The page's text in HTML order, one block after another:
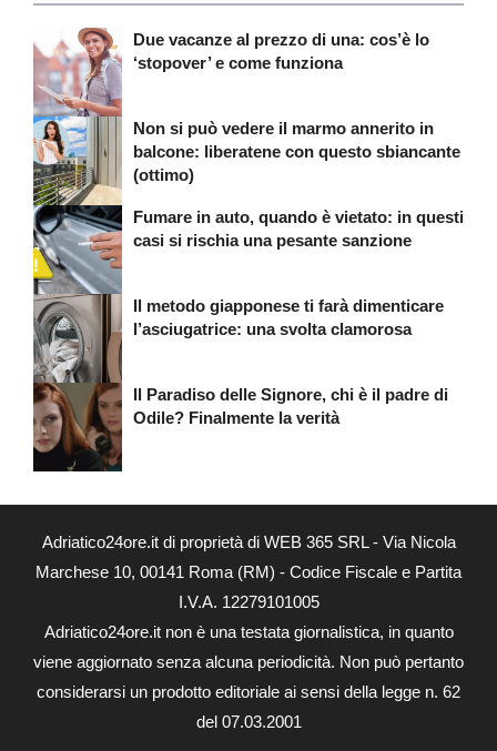
Due vacanze al prezzo di una: cos’è lo
‘stopover’ e come funziona
Non si può vedere il marmo annerito in
balcone: liberatene con questo sbiancante
(ottimo)
Fumare in auto, quando è vietato: in questi
casi si rischia una pesante sanzione
Il metodo giapponese ti farà dimenticare
l’asciugatrice: una svolta clamorosa
Il Paradiso delle Signore, chi è il padre di
Odile? Finalmente la verità
Adriatico24ore.it di proprietà di WEB 365 SRL - Via Nicola
Marchese 10, 00141 Roma (RM) - Codice Fiscale e Partita
I.V.A. 12279101005
Adriatico24ore.it non è una testata giornalistica, in quanto
viene aggiornato senza alcuna periodicità. Non può pertanto
considerarsi un prodotto editoriale ai sensi della legge n. 62
del 07.03.2001